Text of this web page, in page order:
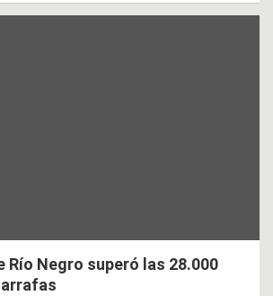
Río Negro superó las 28.000